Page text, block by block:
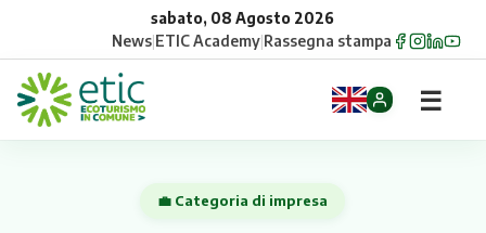
sabato, 08 Agosto 2026
News|ETIC Academy|Rassegna stampa
☰
💼 Categoria di impresa